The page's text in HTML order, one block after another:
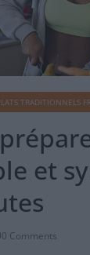
TRADITIONNELS
et
0 Comments